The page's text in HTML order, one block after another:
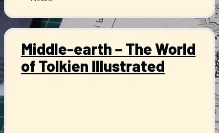
Middle-earth – The World
of Tolkien Illustrated